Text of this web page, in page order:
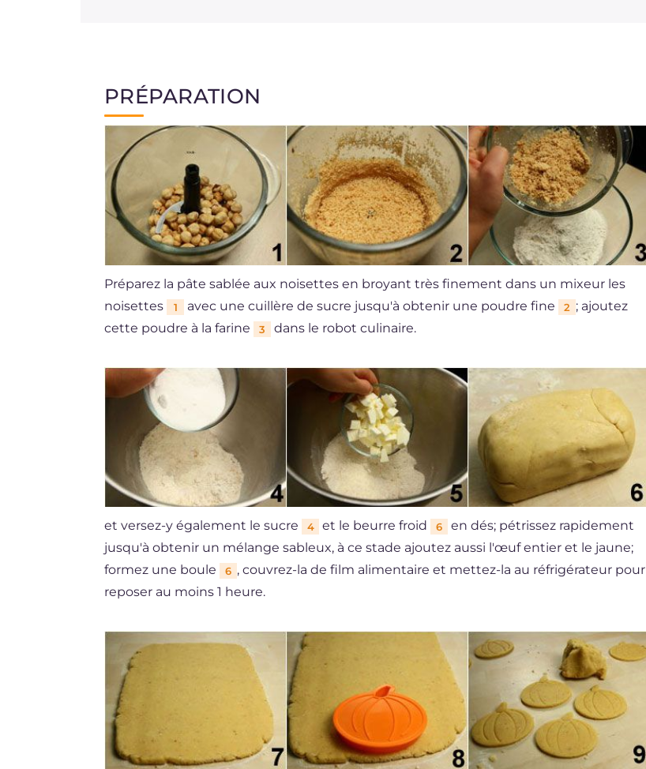
PRÉPARATION
Préparez la pâte sablée aux noisettes en broyant très finement dans un mixeur les
noisettes
1 avec une cuillère de sucre jusqu'à obtenir une poudre fine 2 ; ajoutez
cette poudre à la farine
3 dans le robot culinaire.
et versez-y également le sucre 4 et le beurre froid 6
en dés; pétrissez rapidement
jusqu'à obtenir un mélange sableux, à ce stade ajoutez aussi l'œuf entier et le jaune;
formez une boule
6 , couvrez-la de film alimentaire et mettez-la au réfrigérateur pour
reposer au moins 1 heure.